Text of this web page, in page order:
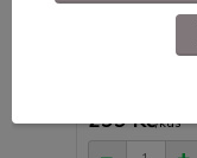
299 Kč/kus